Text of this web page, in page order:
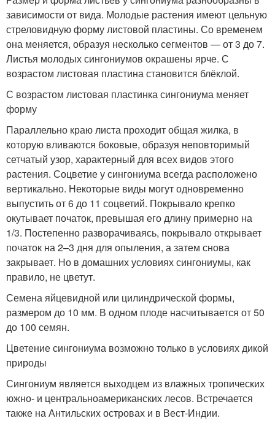
зависимости от вида. Молодые растения имеют цельную
стреловидную форму листовой пластины. Со временем
она меняется, образуя несколько сегментов — от 3 до 7.
Листья молодых сингониумов окрашены ярче. С
возрастом листовая пластина становится блёклой.
С возрастом листовая пластинка сингониума меняет
форму
Параллельно краю листа проходит общая жилка, в
которую вливаются боковые, образуя неповторимый
сетчатый узор, характерный для всех видов этого
растения. Соцветие у сингониума всегда расположено
вертикально. Некоторые виды могут одновременно
выпустить от 6 до 11 соцветий. Покрывало крепко
окутывает початок, превышая его длину примерно на
1/3. Постепенно разворачиваясь, покрывало открывает
початок на 2–3 дня для опыления, а затем снова
закрывает. Но в домашних условиях сингониумы, как
правило, не цветут.
Семена яйцевидной или цилиндрической формы,
размером до 10 мм. В одном плоде насчитывается от 50
до 100 семян.
Цветение сингониума возможно только в условиях дикой
природы
Сингониум является выходцем из влажных тропических
южно- и центральноамериканских лесов. Встречается
также на Антильских островах и в Вест-Индии.